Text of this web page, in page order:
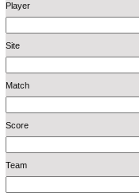
Player
Site
Match
Score
Team